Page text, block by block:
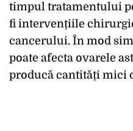
timpul tratamentului
fi intervențiile
cancerului. În mod
poate afecta ovarele
producă cantități mici